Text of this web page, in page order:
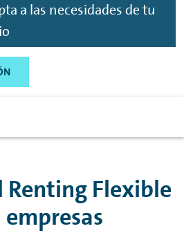
a las necesidades de tu
RentingFlexible